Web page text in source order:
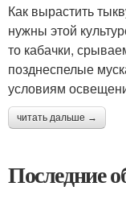
Как вырастить
нужны этой
то кабачки,
позднеспелые
условиям
читать дальше →
Последние